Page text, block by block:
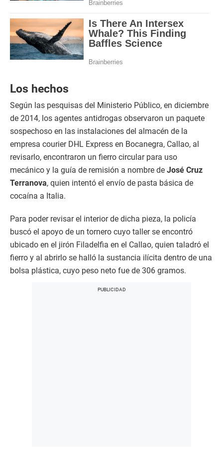
Los hechos
Según las pesquisas del Ministerio Público, en diciembre
de 2014, los agentes antidrogas observaron un paquete
sospechoso en las instalaciones del almacén de la
empresa courier DHL Express en Bocanegra, Callao, al
revisarlo, encontraron un fierro circular para uso
mecánico y la guía de remisión a nombre de José Cruz
Terranova, quien intentó el envío de pasta básica de
cocaína a Italia.
Para poder revisar el interior de dicha pieza, la policía
buscó el apoyo de un tornero cuyo taller se encontró
ubicado en el jirón Filadelfia en el Callao, quien taladró el
fierro y al abrirlo se halló la sustancia ilícita dentro de una
bolsa plástica, cuyo peso neto fue de 306 gramos.